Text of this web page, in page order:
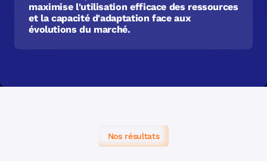
maximise l'utilisation efficace des ressources
et la capacité d'adaptation face aux
évolutions du marché.
Nos résultats